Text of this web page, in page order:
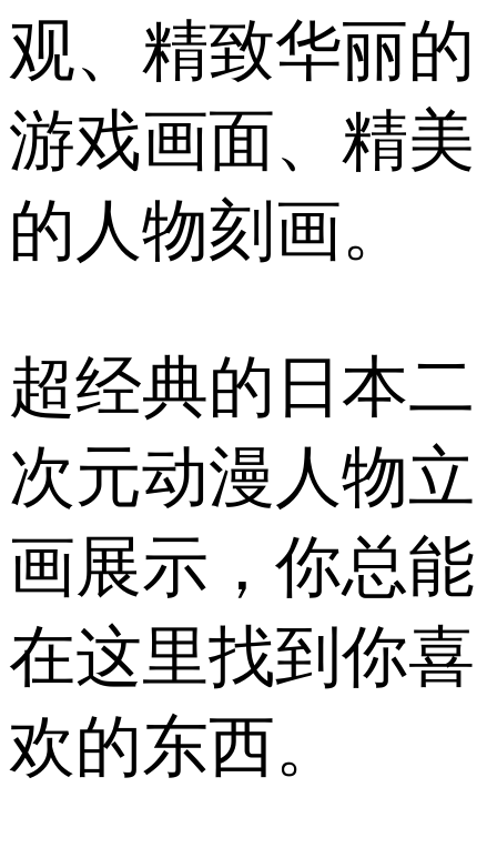
观、精致华丽的
游戏画面、精美
的人物刻画。
超经典的日本二
次元动漫人物立
画展示，你总能
在这里找到你喜
欢的东西。